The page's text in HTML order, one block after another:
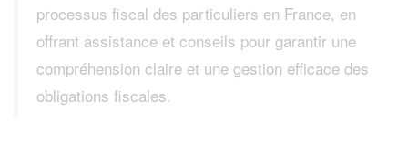
processus fiscal des particuliers en France, en
offrant assistance et conseils pour garantir une
compréhension claire et une gestion efficace des
obligations fiscales.